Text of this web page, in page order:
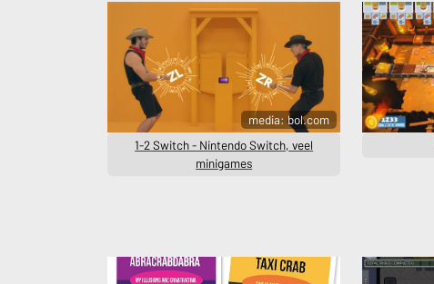
media: bol.com
1-2 Switch - Nintendo Switch, veel
minigames